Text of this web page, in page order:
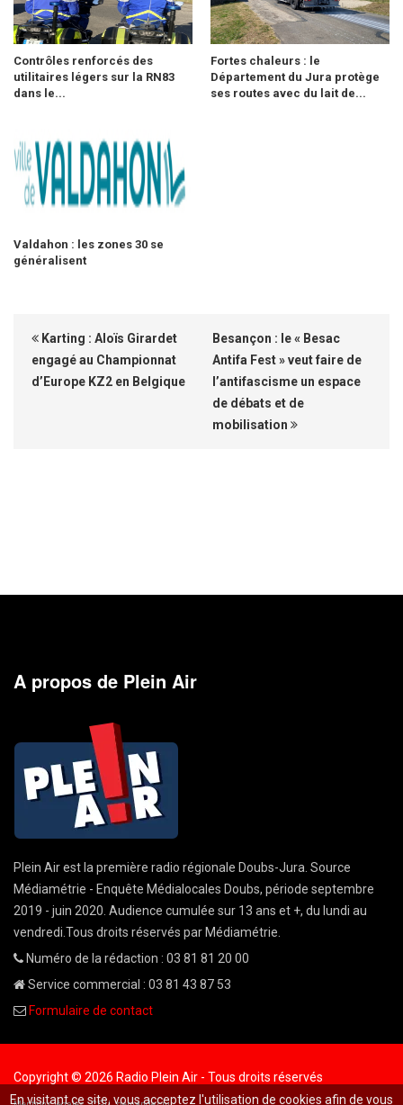
Contrôles renforcés des
utilitaires légers sur la RN83
dans le...
Fortes chaleurs : le
Département du Jura protège
ses routes avec du lait de...
Valdahon : les zones 30 se
généralisent
Karting : Aloïs Girardet
engagé au Championnat
d’Europe KZ2 en Belgique
Besançon : le « Besac
Antifa Fest » veut faire de
l’antifascisme un espace
de débats et de
mobilisation
A propos de Plein Air
Plein Air est la première radio régionale Doubs-Jura. Source
Médiamétrie - Enquête Médialocales Doubs, période septembre
2019 - juin 2020. Audience cumulée sur 13 ans et +, du lundi au
vendredi.Tous droits réservés par Médiamétrie.
Numéro de la rédaction : 03 81 81 20 00
Service commercial : 03 81 43 87 53
Formulaire de contact
Copyright © 2026 Radio Plein Air - Tous droits réservés
En visitant ce site, vous acceptez l'utilisation de cookies afin de vous